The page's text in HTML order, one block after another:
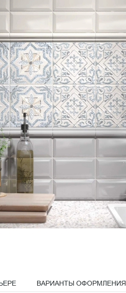
ВАРИАНТЫ ОФОРМЛЕНИЯ